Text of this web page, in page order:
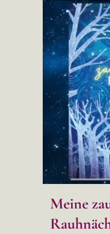
Meine